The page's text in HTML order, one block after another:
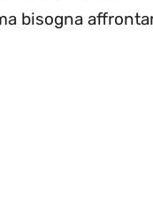
bisogna